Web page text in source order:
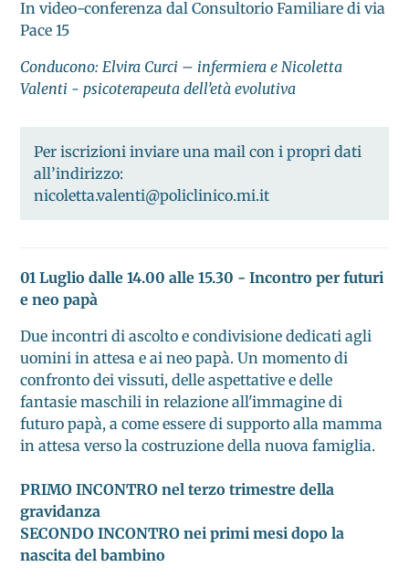
In video-conferenza dal Consultorio Familiare di via
Pace 15
Conducono: Elvira Curci – infermiera e Nicoletta
Valenti - psicoterapeuta dell’età evolutiva
Per iscrizioni inviare una mail con i propri dati
all’indirizzo:
nicoletta.valenti@policlinico.mi.it
01 Luglio dalle 14.00 alle 15.30 - Incontro per futuri
e neo papà
Due incontri di ascolto e condivisione dedicati agli
uomini in attesa e ai neo papà. Un momento di
confronto dei vissuti, delle aspettative e delle
fantasie maschili in relazione all'immagine di
futuro papà, a come essere di supporto alla mamma
in attesa verso la costruzione della nuova famiglia.
PRIMO INCONTRO nel terzo trimestre della
gravidanza
SECONDO INCONTRO nei primi mesi dopo la
nascita del bambino